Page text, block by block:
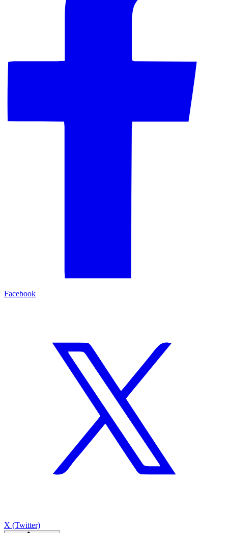
Facebook
X (Twitter)